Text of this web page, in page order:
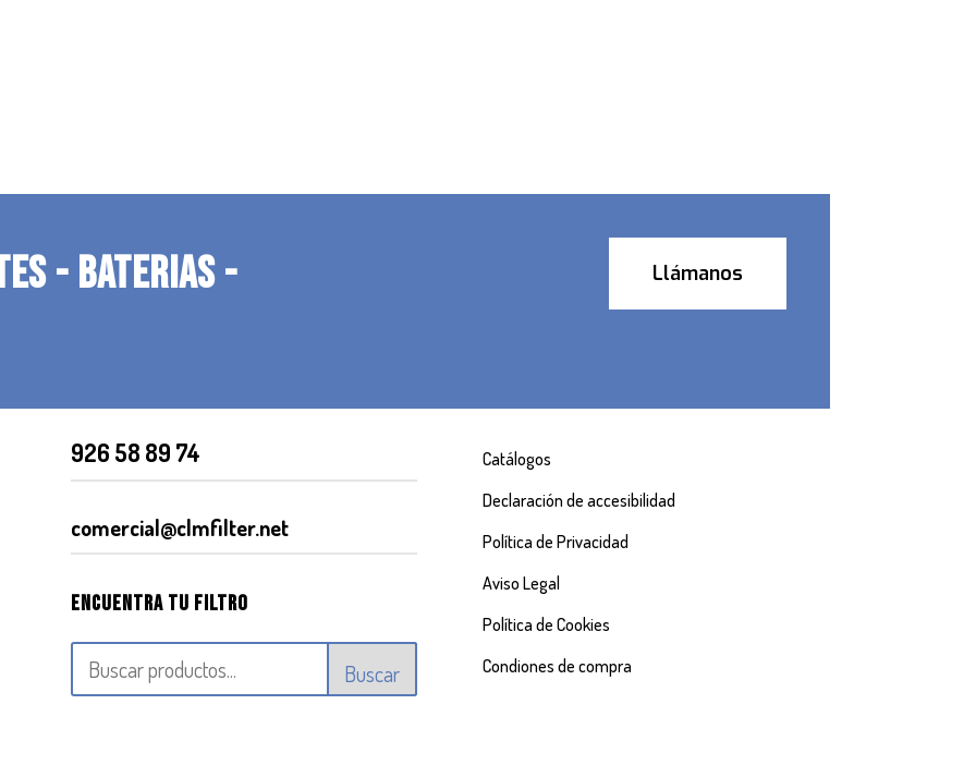
- BATERIAS -
Llámanos
926 58 89 74
comercial@clmfilter.net
Encuentra tu filtro
Buscar
Catálogos
Declaración de accesibilidad
Política de Privacidad
Aviso Legal
Política de Cookies
Condiones de compra